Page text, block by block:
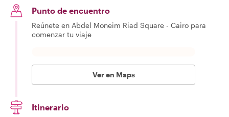
Punto de encuentro
Reúnete en Abdel Moneim Riad Square - Cairo para
comenzar tu viaje
Ver en Maps
Itinerario